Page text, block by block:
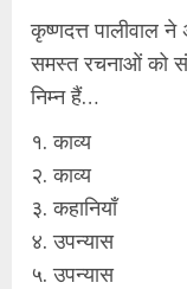
कृष्णदत्त पालीवाल
समस्त रचनाओं को
निम्न हैं…
१. काव्य
२. काव्य
३. कहानियाँ
४. उपन्यास
५. उपन्यास